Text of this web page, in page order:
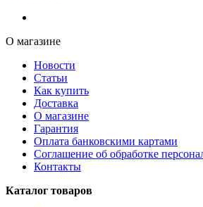
О магазине
Новости
Статьи
Как купить
Доставка
О магазине
Гарантия
Оплата банковскими картами
Соглашение об обработке
Контакты
Каталог товаров